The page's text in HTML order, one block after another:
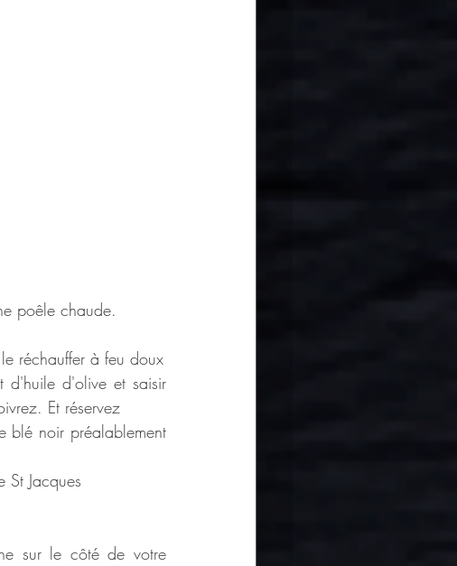
poêle chaude.
réchauffer à feu doux
d'huile d'olive et saisir
Et réservez
blé noir préalablement
Jacques
sur le côté de votre